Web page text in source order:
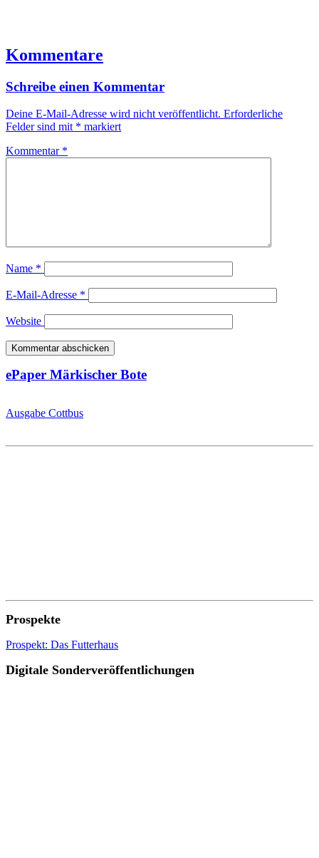
Kommentare
Schreibe einen Kommentar
Deine E-Mail-Adresse wird nicht veröffentlicht. Erforderliche
Felder sind mit * markiert
Kommentar *
Name *
E-Mail-Adresse *
Website
ePaper Märkischer Bote
Ausgabe Cottbus
Prospekte
Prospekt: Das Futterhaus
Digitale Sonderveröffentlichungen